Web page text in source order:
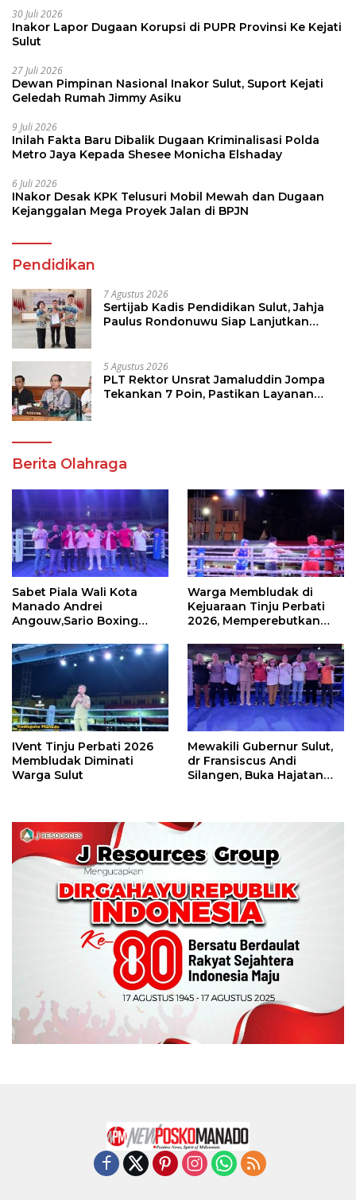
30 Juli 2026
Inakor Lapor Dugaan Korupsi di PUPR Provinsi Ke Kejati
Sulut
27 Juli 2026
Dewan Pimpinan Nasional Inakor Sulut, Suport Kejati
Geledah Rumah Jimmy Asiku
9 Juli 2026
Inilah Fakta Baru Dibalik Dugaan Kriminalisasi Polda
Metro Jaya Kepada Shesee Monicha Elshaday
6 Juli 2026
INakor Desak KPK Telusuri Mobil Mewah dan Dugaan
Kejanggalan Mega Proyek Jalan di BPJN
Pendidikan
7 Agustus 2026
Sertijab Kadis Pendidikan Sulut, Jahja
Paulus Rondonuwu Siap Lanjutkan
5 Agustus 2026
PLT Rektor Unsrat Jamaluddin Jompa
Tekankan 7 Poin, Pastikan Layanan
Berita Olahraga
Sabet Piala Wali Kota
Manado Andrei
Angouw,Sario Boxing
Perbati 2026
Warga Membludak di
Kejuaraan Tinju Perbati
2026, Memperebutkan
IVent Tinju Perbati 2026
Membludak Diminati
Warga Sulut
Mewakili Gubernur Sulut,
dr Fransiscus Andi
Silangen, Buka Hajatan